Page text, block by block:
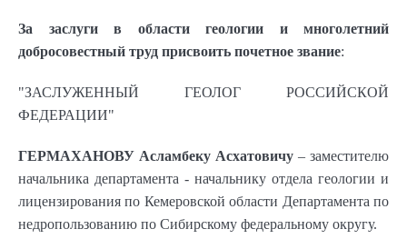
За заслуги в области геологии и многолетний
добросовестный труд присвоить почетное звание:
"ЗАСЛУЖЕННЫЙ ГЕОЛОГ РОССИЙСКОЙ
ФЕДЕРАЦИИ"
ГЕРМАХАНОВУ Асламбеку Асхатовичу – заместителю
начальника департамента - начальнику отдела геологии и
лицензирования по Кемеровской области Департамента по
недропользованию по Сибирскому федеральному округу.